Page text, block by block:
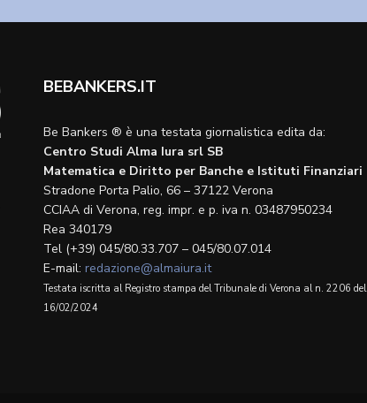
BEBANKERS.IT
Be Bankers ® è una testata giornalistica edita da:
Centro Studi Alma Iura srl SB
Matematica e Diritto per Banche e Istituti Finanziari
Stradone Porta Palio, 66 – 37122 Verona
CCIAA di Verona, reg. impr. e p. iva n. 03487950234
Rea 340179
Tel (+39) 045/80.33.707 – 045/80.07.014
E-mail: redazione@almaiura.it
Testata iscritta al Registro stampa del Tribunale di Verona al n. 2206 del
16/02/2024